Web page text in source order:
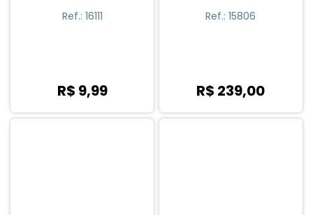
Ref.: 16111
R$ 9,99
Ref.: 15806
R$ 239,00